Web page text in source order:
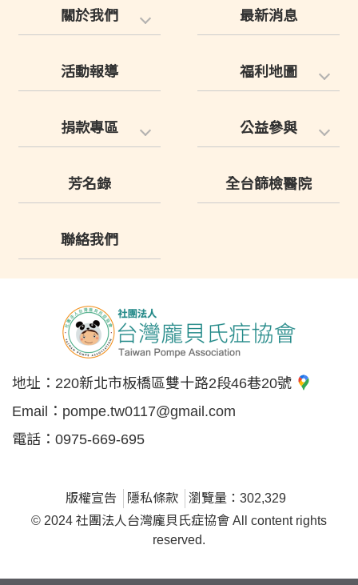
關於我們 最新消息
活動報導 福利地圖
捐款專區 公益參與
芳名錄 全台篩檢醫院
聯絡我們
地址： 220新北市板橋區雙十路2段46巷20號
Email： pompe.tw0117@gmail.com
電話： 0975-669-695
版權宣告 隱私條款
瀏覽量：302,329
© 2024 社團法人台灣龐貝氏症協會 All content rights
reserved.